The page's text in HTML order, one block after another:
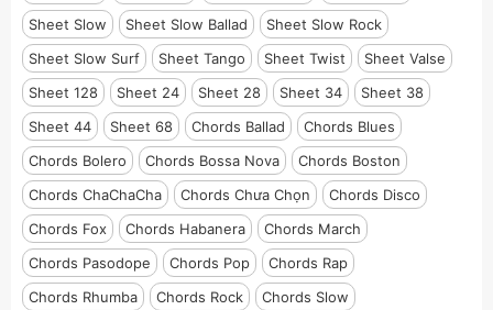
Sheet Slow
Sheet Slow Ballad
Sheet Slow Rock
Sheet Slow Surf
Sheet Tango Sheet Twist
Sheet Valse
Sheet 128
Sheet 24 Sheet 28 Sheet 34
Sheet 38
Sheet 44
Sheet 68 Chords Ballad
Chords Blues
Chords Bolero
Chords Bossa Nova
Chords Boston
Chords ChaChaCha
Chords Chưa Chọn
Chords Disco
Chords Fox
Chords Habanera
Chords March
Chords Pasodope
Chords Pop
Chords Rap
Chords Rhumba
Chords Rock
Chords Slow